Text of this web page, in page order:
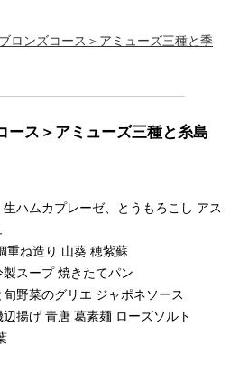
ロンズコース＞アミューズ三種と季
ース＞アミューズ三種と糸島
ハムカプレーゼ、とうもろこし アス
重ね造り 山葵 穂紫蘇
製スープ 焼きたてパン
旬野菜のグリエ ジャポネソース
辺揚げ 青唐 葛素麺 ローズソルト